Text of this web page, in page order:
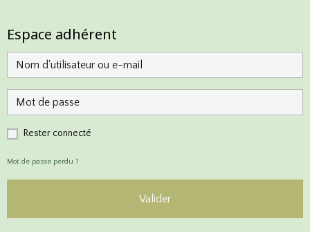
Espace adhérent
Rester connecté
Mot de passe perdu ?
Valider